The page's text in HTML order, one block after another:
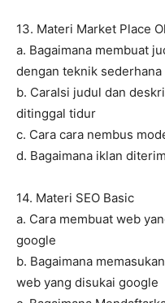
13. Materi Market Place
a. Bagaimana membuat
dengan teknik sederhana
b. CaraIsi judul dan
ditinggal tidur
c. Cara cara nembus
d. Bagaimana iklan
14. Materi SEO Basic
a. Cara membuat web
google
b. Bagaimana
web yang disukai google